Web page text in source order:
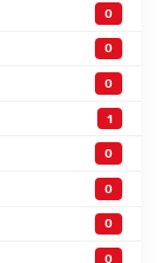
0
0
0
1
0
0
0
0